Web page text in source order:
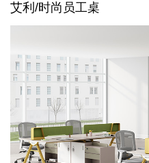
艾利/时尚员工桌